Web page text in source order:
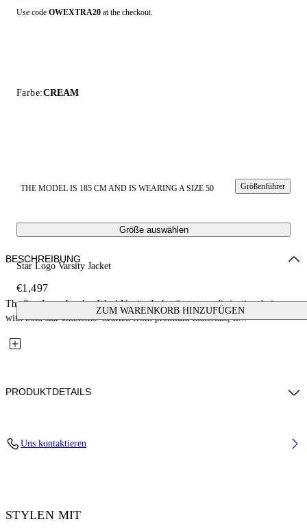
Use code OWEXTRA20 at the checkout.
Farbe:CREAM
THE MODEL IS 185 CM AND IS WEARING A SIZE 50 Größenführer
Größe auswählen
Star Logo Varsity Jacket
€1,497
ZUM WARENKORB HINZUFÜGEN
BESCHREIBUNG
The Star Logo Leather Wool Varsity Jacket features a distinctive design
with bold star emblems. Crafted from premium materials, it...
PRODUKTDETAILS
Uns kontaktieren
STYLEN MIT